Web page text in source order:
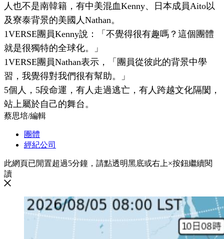
人也不是南韓籍，有中美混血Kenny、日本成員Aito以
及寮泰背景的美國人Nathan。
1VERSE團員Kenny說：「不覺得很有趣嗎？這個團體
就是很獨特的全球化。」
1VERSE團員Nathan表示，「團員從彼此的背景中學
習，我覺得對我們很有幫助。」
5個人，5段命運，有人走過逃亡，有人跨越文化隔閡，
站上屬於自己的舞台。
蔡思培/編輯
團體
經紀公司
此網頁已閒置超過5分鐘，請點透明黑底或右上×按鈕繼續閱
讀